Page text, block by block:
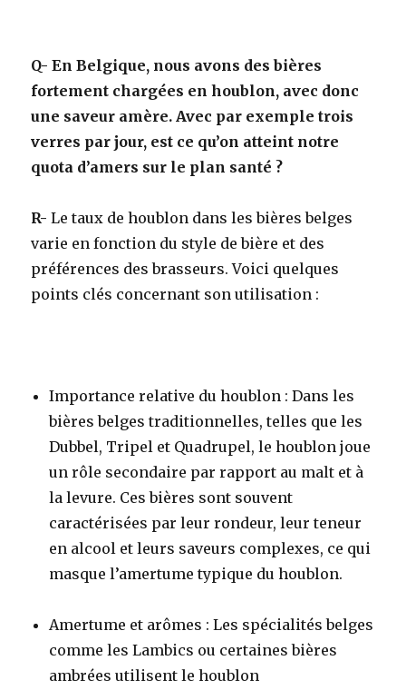
Q- En Belgique, nous avons des bières
fortement chargées en houblon, avec donc
une saveur amère. Avec par exemple trois
verres par jour, est ce qu’on atteint notre
quota d’amers sur le plan santé ?
R- Le taux de houblon dans les bières belges
varie en fonction du style de bière et des
préférences des brasseurs. Voici quelques
points clés concernant son utilisation :
Importance relative du houblon : Dans les
bières belges traditionnelles, telles que les
Dubbel, Tripel et Quadrupel, le houblon joue
un rôle secondaire par rapport au malt et à
la levure. Ces bières sont souvent
caractérisées par leur rondeur, leur teneur
en alcool et leurs saveurs complexes, ce qui
masque l’amertume typique du houblon.
Amertume et arômes : Les spécialités belges
comme les Lambics ou certaines bières
ambrées utilisent le houblon